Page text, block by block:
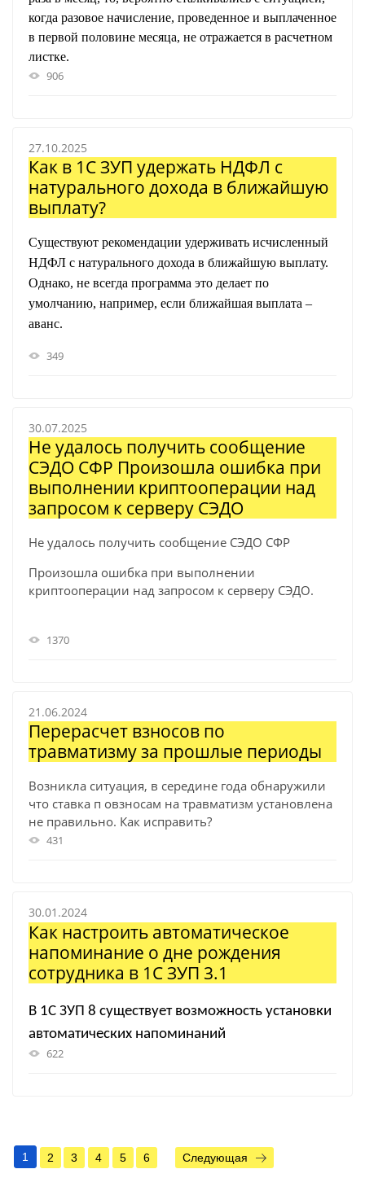
когда разовое начисление, проведенное и выплаченное
в первой половине месяца, не отражается в расчетном
листке.
906
27.10.2025
Как в 1С ЗУП удержать НДФЛ с
натурального дохода в ближайшую
выплату?
Существуют рекомендации удерживать исчисленный
НДФЛ с натурального дохода в ближайшую выплату.
Однако, не всегда программа это делает по
умолчанию, например, если ближайшая выплата –
аванс.
349
30.07.2025
Не удалось получить сообщение
СЭДО СФР Произошла ошибка при
выполнении криптооперации над
запросом к серверу СЭДО
Не удалось получить сообщение СЭДО СФР
Произошла ошибка при выполнении
криптооперации над запросом к серверу СЭДО.
1370
21.06.2024
Перерасчет взносов по
травматизму за прошлые периоды
Возникла ситуация, в середине года обнаружили
что ставка п овзносам на травматизм установлена
не правильно. Как исправить?
431
30.01.2024
Как настроить автоматическое
напоминание о дне рождения
сотрудника в 1С ЗУП 3.1
В 1С ЗУП 8 существует возможность установки
автоматических напоминаний
622
1 2 3 4 5 6 Следующая